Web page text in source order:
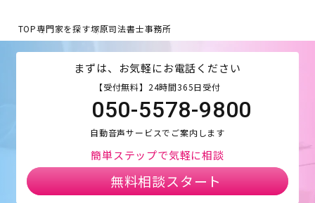
TOP専門家を探す塚原司法書士事務所
まずは、お気軽にお電話ください
【受付無料】24時間365日受付
050-5578-9800
自動音声サービスでご案内します
簡単ステップで気軽に相談
無料相談スタート